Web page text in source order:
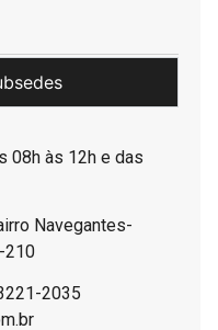
08h às 12h e das
Navegantes-
210
2035